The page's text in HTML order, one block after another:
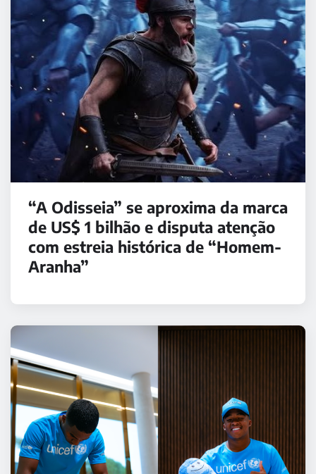
“A Odisseia” se aproxima da marca
de US$ 1 bilhão e disputa atenção
com estreia histórica de “Homem-
Aranha”